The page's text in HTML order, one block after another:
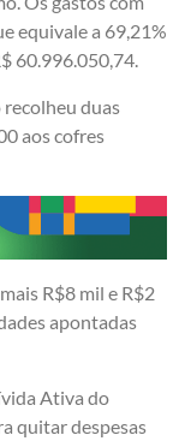
equivale a 69,21%
60.996.050,74.
recolheu duas
aos cofres
R$8 mil e R$2
apontadas
Ativa do
quitar despesas